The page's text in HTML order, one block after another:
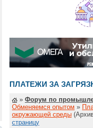
ПЛАТЕЖИ ЗА
» Форум по
Обменяемся опытом »
окружающей среды
страницу